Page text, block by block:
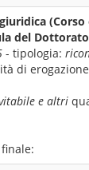
del
- tipologia:
di
e altri